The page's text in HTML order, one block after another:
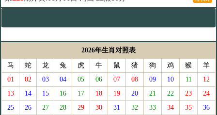
2026年生肖对照表
马 蛇 龙 兔 虎 牛 鼠 猪 狗 鸡 猴
羊
01
02 03 04 05 06 07 08 09 10 11
12
13
14 15 16 17 18 19 20 21 22 23
24
25
26 27 28 29 30 31 32 33 34 35
36